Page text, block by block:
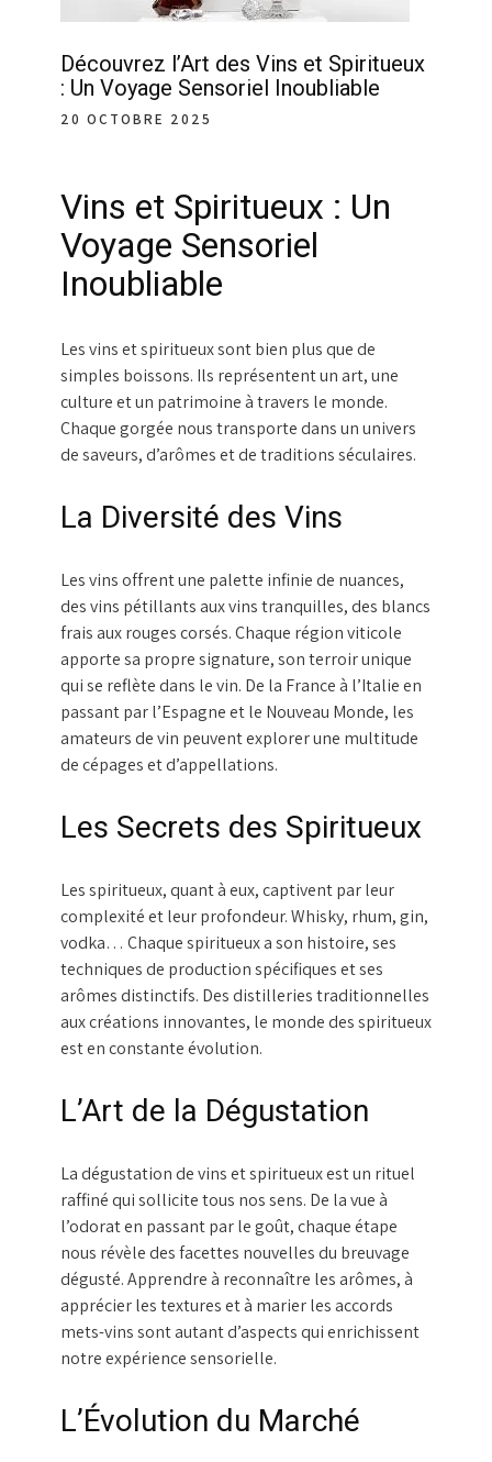
Découvrez l’Art des Vins et Spiritueux
: Un Voyage Sensoriel Inoubliable
20 OCTOBRE 2025
Vins et Spiritueux : Un
Voyage Sensoriel
Inoubliable
Les vins et spiritueux sont bien plus que de
simples boissons. Ils représentent un art, une
culture et un patrimoine à travers le monde.
Chaque gorgée nous transporte dans un univers
de saveurs, d’arômes et de traditions séculaires.
La Diversité des Vins
Les vins offrent une palette infinie de nuances,
des vins pétillants aux vins tranquilles, des blancs
frais aux rouges corsés. Chaque région viticole
apporte sa propre signature, son terroir unique
qui se reflète dans le vin. De la France à l’Italie en
passant par l’Espagne et le Nouveau Monde, les
amateurs de vin peuvent explorer une multitude
de cépages et d’appellations.
Les Secrets des Spiritueux
Les spiritueux, quant à eux, captivent par leur
complexité et leur profondeur. Whisky, rhum, gin,
vodka… Chaque spiritueux a son histoire, ses
techniques de production spécifiques et ses
arômes distinctifs. Des distilleries traditionnelles
aux créations innovantes, le monde des spiritueux
est en constante évolution.
L’Art de la Dégustation
La dégustation de vins et spiritueux est un rituel
raffiné qui sollicite tous nos sens. De la vue à
l’odorat en passant par le goût, chaque étape
nous révèle des facettes nouvelles du breuvage
dégusté. Apprendre à reconnaître les arômes, à
apprécier les textures et à marier les accords
mets-vins sont autant d’aspects qui enrichissent
notre expérience sensorielle.
L’Évolution du Marché